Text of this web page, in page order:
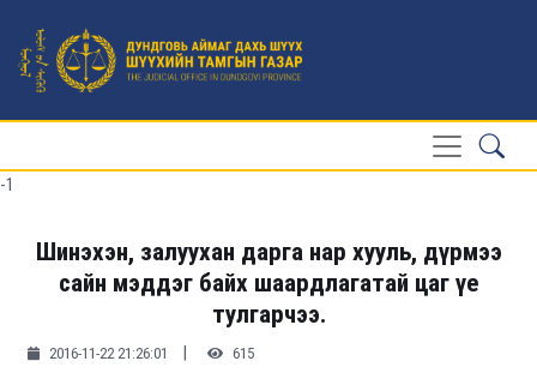
-1
Шинэхэн, залуухан дарга нар хууль, дүрмээ
сайн мэддэг байх шаардлагатай цаг үе
тулгарчээ.
2016-11-22 21:26:01 | 615